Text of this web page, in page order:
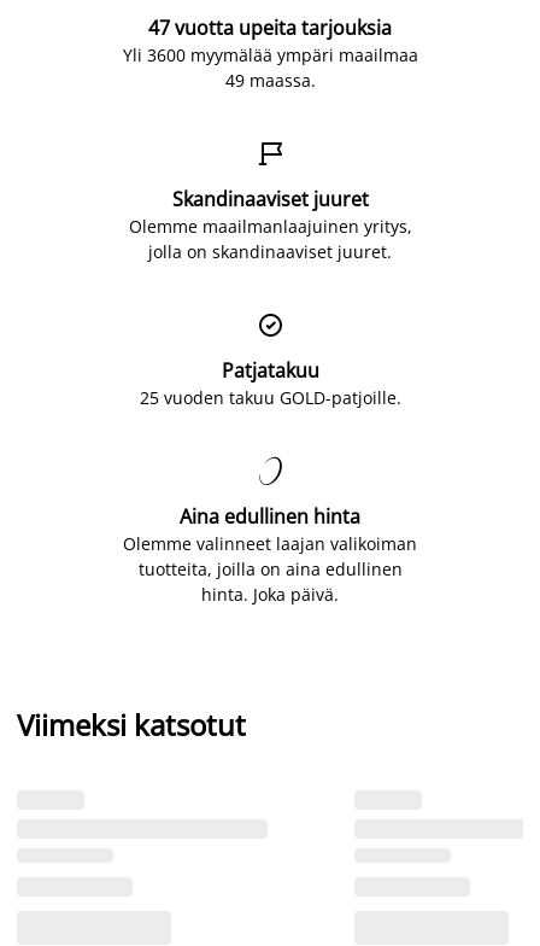
47 vuotta upeita tarjouksia
Yli 3600 myymälää ympäri maailmaa
49 maassa.

Skandinaaviset juuret
Olemme maailmanlaajuinen yritys,
jolla on skandinaaviset juuret.

Patjatakuu
25 vuoden takuu GOLD-patjoille.

Aina edullinen hinta
Olemme valinneet laajan valikoiman
tuotteita, joilla on aina edullinen
hinta. Joka päivä.
Viimeksi katsotut